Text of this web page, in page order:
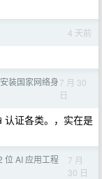
4 天前
装国家网络身7 月 30
日
认证各类。，实在是
位 AI 应用工程
7 月
30 日